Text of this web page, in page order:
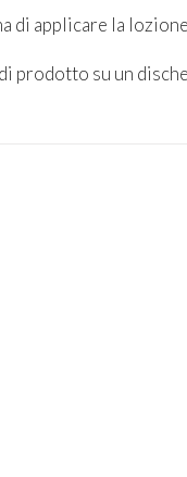
di applicare la
prodotto su un